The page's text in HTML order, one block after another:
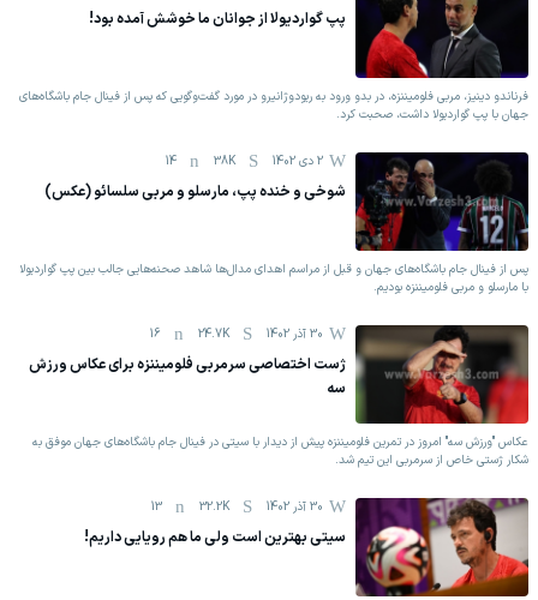
پپ گواردیولا از جوانان ما خوشش آمده بود!
فرناندو دینیز، مربی فلومیننزه، در بدو ورود به ریودوژانیرو در مورد گفت‌وگویی که پس از فینال جام باشگاه‌های
جهان با پپ گواردیولا داشت، صحبت کرد.
2 دی 1402 38K
14
شوخی و خنده پپ، مارسلو و مربی سلسائو (عکس)
پس از فینال جام باشگاه‌های جهان و قبل از مراسم اهدای مدال‌ها شاهد صحنه‌هایی جالب بین پپ گواردیولا
با مارسلو و مربی فلومیننزه بودیم.
30 آذر 1402 24.7K
16
ژست اختصاصی سرمربی فلومیننزه برای عکاس ورزش
سه
عکاس "ورزش سه" امروز در تمرین فلومیننزه پیش از دیدار با سیتی در فینال جام ‏باشگاه‌های جهان موفق به
شکار ژستی خاص از سرمربی این تیم شد. ‏
30 آذر 1402 32.2K
13
سیتی بهترین است ولی ما هم رویایی داریم!‏